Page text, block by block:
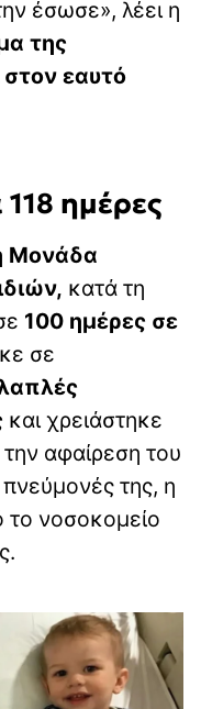
έσωσε», λέει η
της
στον εαυτό
ημέρες
Μονάδα
κατά τη
100 ημέρες σε
σε
και χρειάστηκε
την αφαίρεση του
της, η
το νοσοκομείο